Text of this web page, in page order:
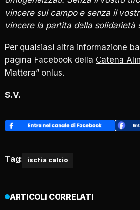
vincere sul campo e senza il
vincere la partita della solidarietà !
Per qualsiasi altra informazione
pagina Facebook della Catena
Mattera” onlus.
S.V.
Tag: ischia calcio
ARTICOLI CORRELATI